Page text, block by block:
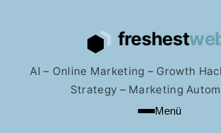
AI – Online Marketing – Growth
Strategy – Marketing
Menü